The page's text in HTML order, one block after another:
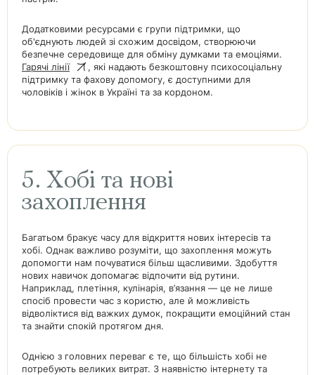
Додатковими ресурсами є групи підтримки, що
об'єднують людей зі схожим досвідом, створюючи
безпечне середовище для обміну думками та емоціями.
Гарячі лінії
, які надають безкоштовну психосоціальну
підтримку та фахову допомогу, є доступними для
чоловіків і жінок в Україні та за кордоном.
5. Хобі та нові
захоплення
Багатьом бракує часу для відкриття нових інтересів та
хобі. Однак важливо розуміти, що захоплення можуть
допомогти нам почуватися більш щасливими. Здобуття
нових навичок допомагає відпочити від рутини.
Наприклад, плетіння, кулінарія, в’язання — це не лише
спосіб провести час з користю, але й можливість
відволіктися від важких думок, покращити емоційний стан
та знайти спокій протягом дня.
Однією з головних переваг є те, що більшість хобі не
потребують великих витрат. З наявністю інтернету та